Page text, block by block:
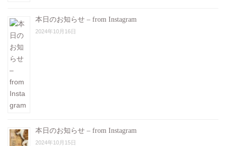
本日のお知らせ – from Instagram
2024年10月16日
本日のお知らせ – from Instagram
2024年10月15日